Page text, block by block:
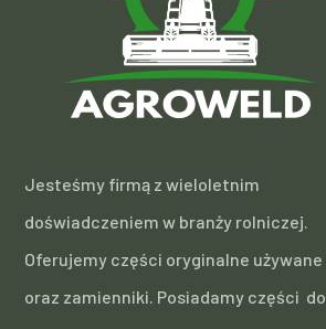
Jesteśmy firmą z wieloletnim
doświadczeniem w branży rolniczej.
Oferujemy części oryginalne używane
oraz zamienniki. Posiadamy części do